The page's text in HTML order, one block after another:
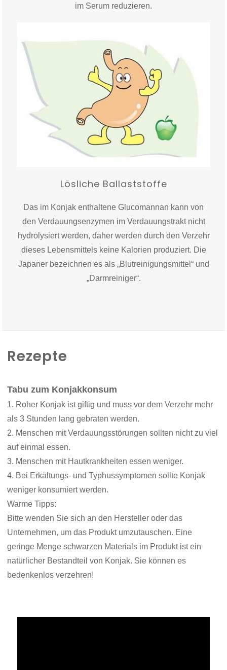
im Serum reduzieren.
Lösliche Ballaststoffe
Das im Konjak enthaltene Glucomannan kann von
den Verdauungsenzymen im Verdauungstrakt nicht
hydrolysiert werden, daher werden durch den Verzehr
dieses Lebensmittels keine Kalorien produziert. Die
Japaner bezeichnen es als „Blutreinigungsmittel“ und
„Darmreiniger“.
Rezepte
Tabu zum Konjakkonsum
1. Roher Konjak ist giftig und muss vor dem Verzehr mehr
als 3 Stunden lang gebraten werden.
2. Menschen mit Verdauungsstörungen sollten nicht zu viel
auf einmal essen.
3. Menschen mit Hautkrankheiten essen weniger.
4. Bei Erkältungs- und Typhussymptomen sollte Konjak
weniger konsumiert werden.
Warme Tipps:
Bitte wenden Sie sich an den Hersteller oder das
Unternehmen, um das Produkt umzutauschen. Eine
geringe Menge schwarzen Materials im Produkt ist ein
natürlicher Bestandteil von Konjak. Sie können es
bedenkenlos verzehren!